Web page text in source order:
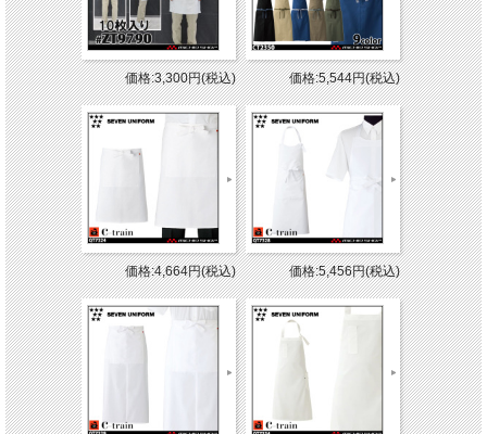
価格:3,300円(税込) 価格:5,544円(税込)
価格:4,664円(税込) 価格:5,456円(税込)